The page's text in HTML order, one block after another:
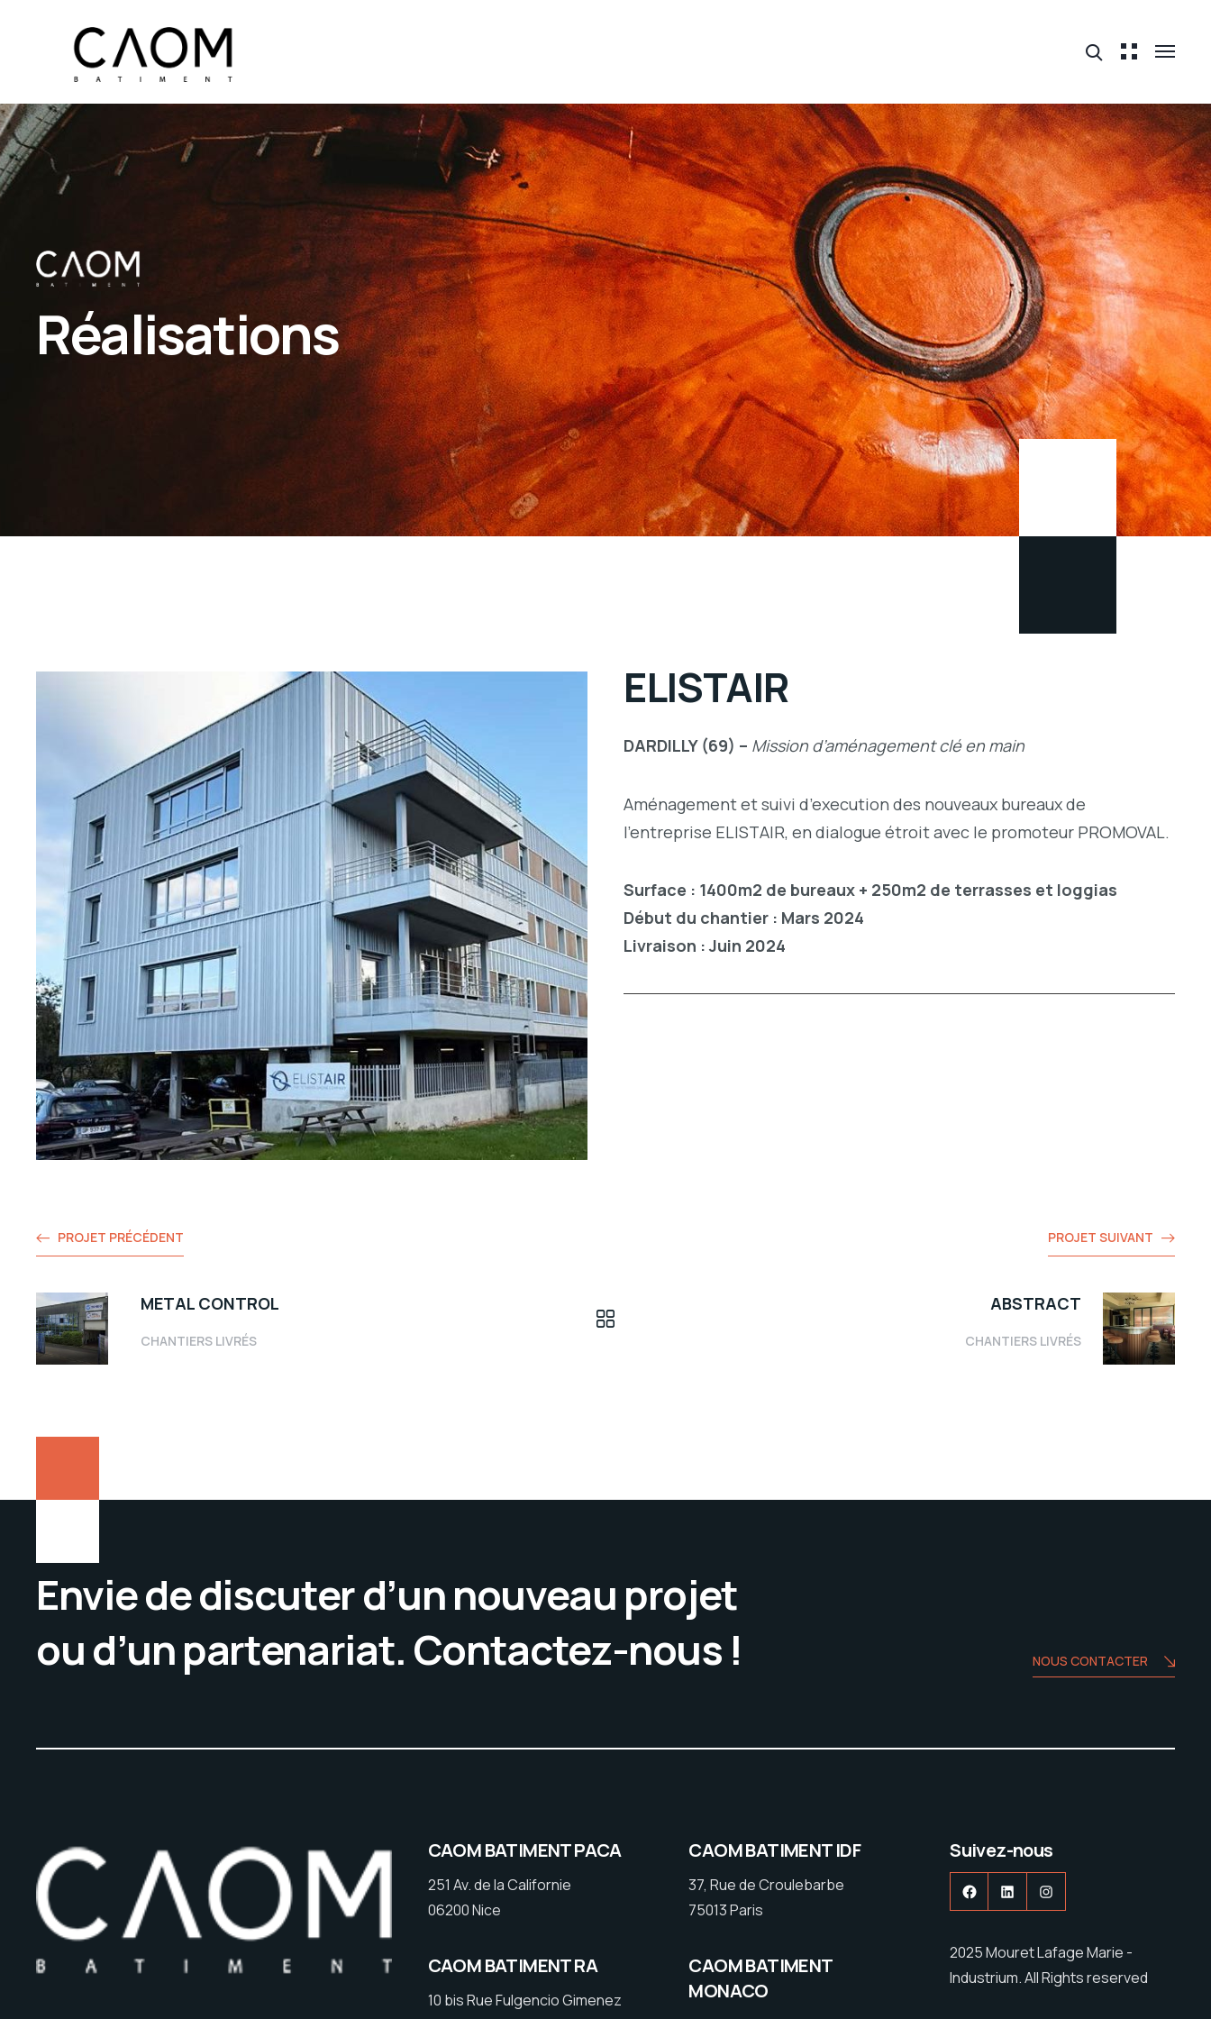
Réalisations
ELISTAIR
DARDILLY (69) – Mission d’aménagement clé en main
Aménagement et suivi d’execution des nouveaux bureaux de
l’entreprise ELISTAIR, en dialogue étroit avec le promoteur PROMOVAL.
Surface : 1400m2 de bureaux + 250m2 de terrasses et loggias
Début du chantier : Mars 2024
Livraison : Juin 2024
PROJET PRÉCÉDENT
METAL CONTROL
CHANTIERS LIVRÉS
PROJET SUIVANT
ABSTRACT
CHANTIERS LIVRÉS
Envie de discuter d’un nouveau projet
ou d’un partenariat. Contactez-nous !
NOUS CONTACTER
CAOM BATIMENT PACA
251 Av. de la Californie
06200 Nice
CAOM BATIMENT RA
10 bis Rue Fulgencio Gimenez
CAOM BATIMENT IDF
37, Rue de Croulebarbe
75013 Paris
CAOM BATIMENT
MONACO
Suivez-nous
Facebook
LinkedInInstagram
2025 Mouret Lafage Marie -
Industrium. All Rights reserved